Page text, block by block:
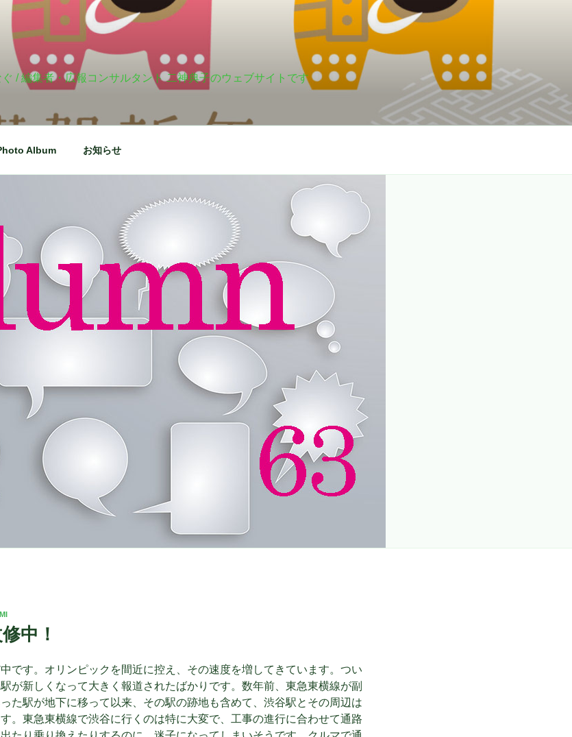
/ 編集者・広報コンサルタント 二神典子のウェブサイトです
Album お知らせ
中！
です。オリンピックを間近に控え、その速度を増してきています。つい
が新しくなって大きく報道されたばかりです。数年前、東急東横線が副
た駅が地下に移って以来、その駅の跡地も含めて、渋谷駅とその周辺は
。東急東横線で渋谷に行くのは特に大変で、工事の進行に合わせて通路